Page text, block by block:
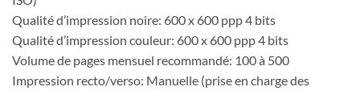
Qualité d’impression noire: 600 x 600 ppp 4 bits
Qualité d’impression couleur: 600 x 600 ppp 4 bits
Volume de pages mensuel recommandé: 100 à 500
Impression recto/verso: Manuelle (prise en charge des